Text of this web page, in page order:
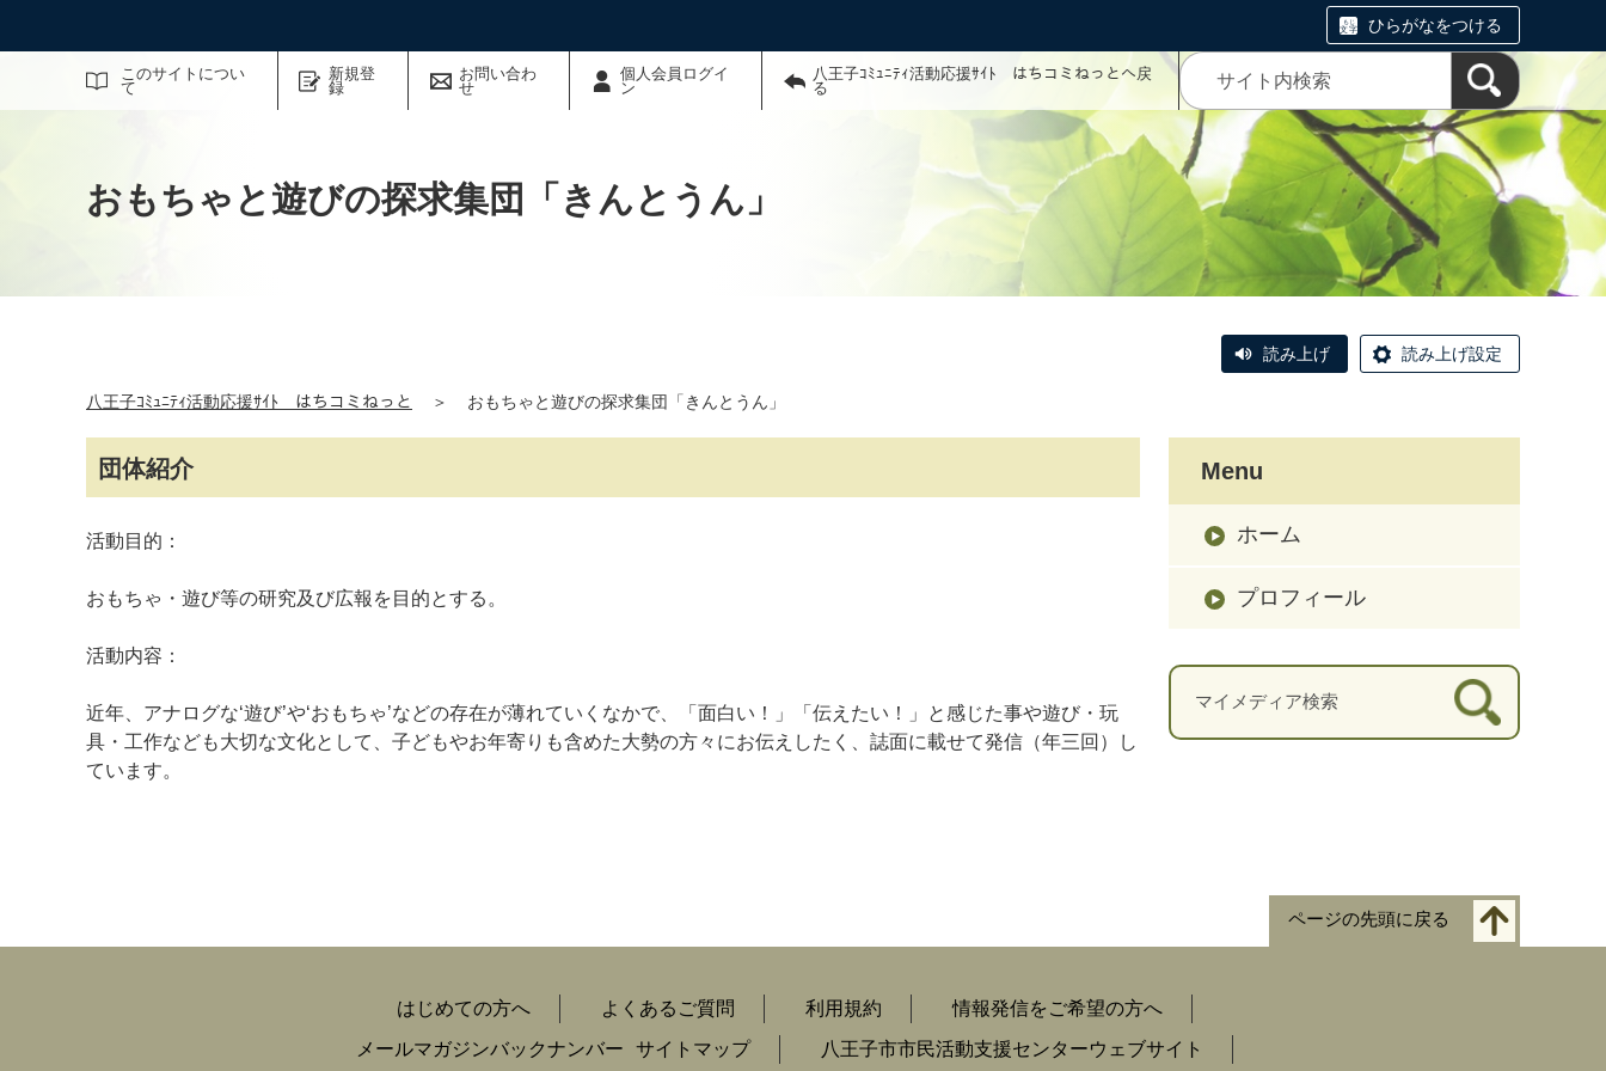
ひらがなをつける
このサイトについ
て
新規登
録
お問い合わ
せ
個人会員ログイ
ン
八王子ｺﾐｭﾆﾃｨ活動応援ｻｲﾄ はちコミねっとへ戻
る
サイト内検索
おもちゃと遊びの探求集団「きんとうん」
読み上げ 読み上げ設定
八王子ｺﾐｭﾆﾃｨ活動応援ｻｲﾄ はちコミねっと ＞ おもちゃと遊びの探求集団「きんとうん」
団体紹介
活動目的：
おもちゃ・遊び等の研究及び広報を目的とする。
活動内容：
近年、アナログな‘遊び’や‘おもちゃ’などの存在が薄れていくなかで、「面白い！」「伝えたい！」と感じた事や遊び・玩
具・工作なども大切な文化として、子どもやお年寄りも含めた大勢の方々にお伝えしたく、誌面に載せて発信（年三回）し
ています。
Menu
ホーム
プロフィール
ページの先頭に戻る
はじめての方へ よくあるご質問 利用規約
情報発信をご希望の方へ
メールマガジンバックナンバー
サイトマップ 八王子市市民活動支援センターウェブサイト